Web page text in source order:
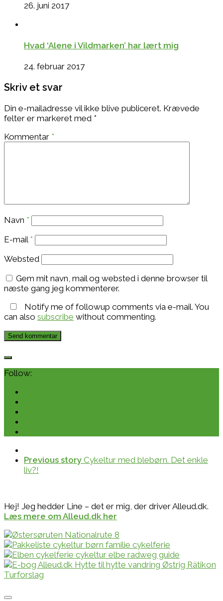
26. juni 2017
Hvad ‘Alene i Vildmarken’ har lært mig
24. februar 2017
Skriv et svar
Din e-mailadresse vil ikke blive publiceret. Krævede
felter er markeret med *
Kommentar *
Navn *
E-mail *
Websted
Gem mit navn, mail og websted i denne browser til
næste gang jeg kommenterer.
Notify me of followup comments via e-mail. You
can also subscribe without commenting.
Follow:
Previous story Cykeltur med blebørn. Det enkle
liv?!
Hej! Jeg hedder Line – det er mig, der driver Alleud.dk.
Læs mere om Alleud.dk her